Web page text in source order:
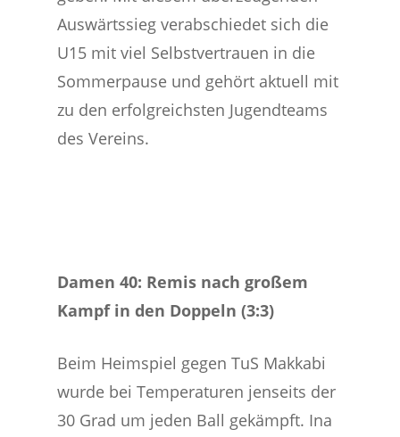
Auswärtssieg verabschiedet sich die
U15 mit viel Selbstvertrauen in die
Sommerpause und gehört aktuell mit
zu den erfolgreichsten Jugendteams
des Vereins.
Damen 40: Remis nach großem
Kampf in den Doppeln (3:3)
Beim Heimspiel gegen TuS Makkabi
wurde bei Temperaturen jenseits der
30 Grad um jeden Ball gekämpft. Ina